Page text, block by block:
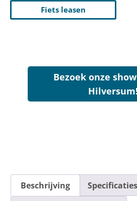
Fiets leasen
Bezoek onze
Hilversum!
Beschrijving
Specificaties